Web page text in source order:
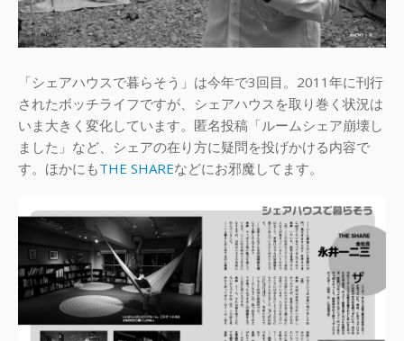
「シェアハウスで暮らそう」は今年で3回目。2011年に刊行
されたボッチライフですが、シェアハウスを取り巻く状況は
いま大きく変化しています。匿名投稿「ルームシェア崩壊し
ました」など、シェアの在り方に疑問を投げかける内容で
す。ほかにもTHE SHAREなどにお邪魔してます。